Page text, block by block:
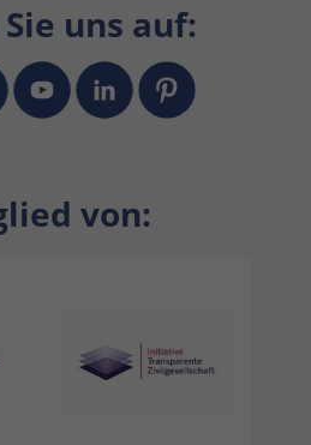
uns auf:
von: